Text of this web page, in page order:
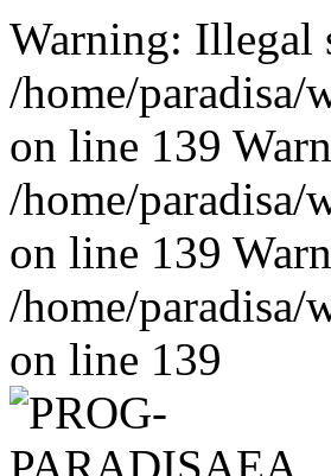
Warning: Illegal
/home/paradisa/
on line 139
/home/paradisa/
on line 139
/home/paradisa/
on line 139